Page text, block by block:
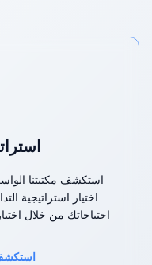
استكشف مكتبتنا
اختيار استراتيجية
احتياجاتك من خلال